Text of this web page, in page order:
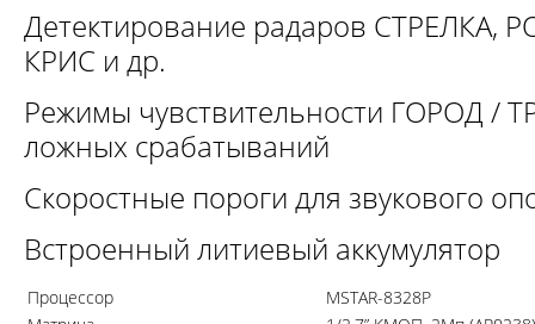
Детектирование радаров СТРЕЛКА,
КРИС и др.
Режимы чувствительности ГОРОД /
ложных срабатываний
Скоростные пороги для звукового
Встроенный литиевый аккумулятор
Процессор
MSTAR-8328P